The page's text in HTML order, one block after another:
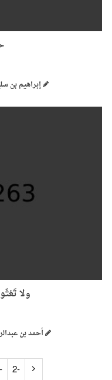
إبراهيم بن
ولا
أحمد بن
-2
-1